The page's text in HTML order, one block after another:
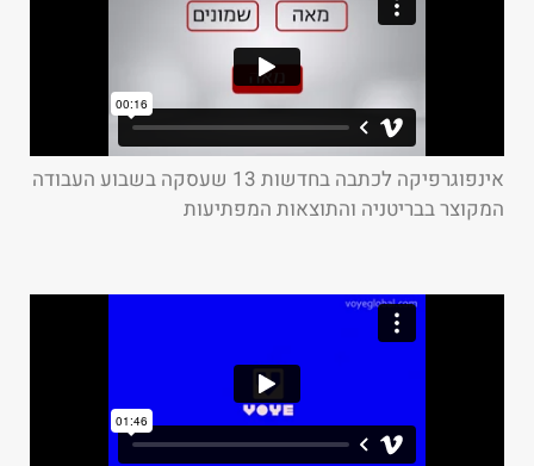
אינפוגרפיקה לכתבה בחדשות 13 שעסקה בשבוע העבודה
המקוצר בבריטניה והתוצאות המפתיעות